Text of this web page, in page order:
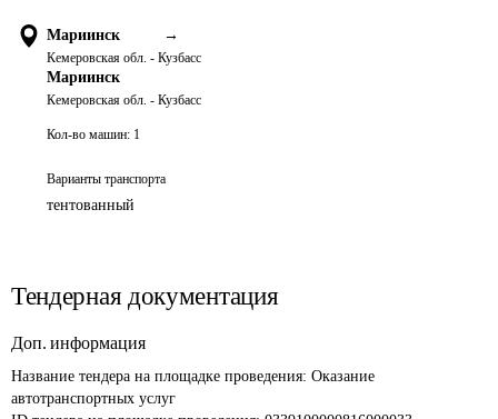
Мариинск →
Кемеровская обл. - Кузбасс
Мариинск
Кемеровская обл. - Кузбасс
Кол-во машин: 1
Варианты транспорта
тентованный
Тендерная документация
Доп. информация
Название тендера на площадке проведения: Оказание
автотранспортных услуг